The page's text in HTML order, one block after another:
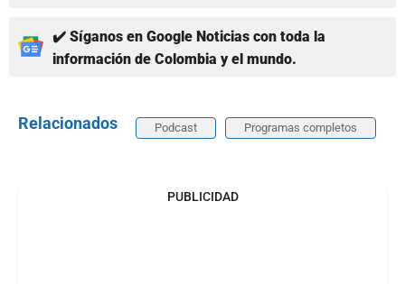
✔️ Síganos en Google Noticias con toda la
información de Colombia y el mundo.
Relacionados Podcast Programas completos
PUBLICIDAD